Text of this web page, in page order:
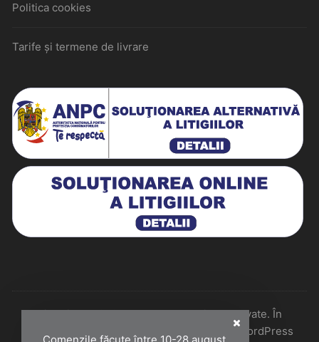
Politica cookies
Tarife și termene de livrare
Historiarum 2026 - Toate drepturile rezervate. În
colaborare cu Perfect Pixel & Mentenanță WordPress